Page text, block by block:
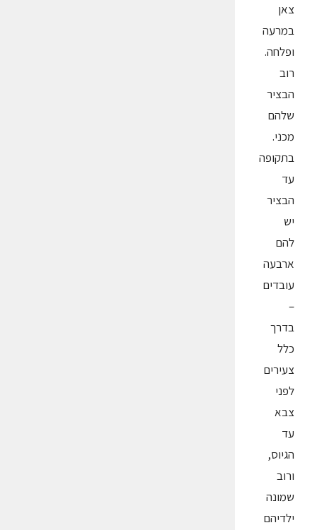
צאן
במרעה
ופלחה.
רוב
הבציר
שלהם
מכני.
בתקופה
עד
הבציר
יש
להם
ארבעה
עובדים
–
בדרך
כלל
צעירים
לפני
צבא
עד
הגיוס,
ורוב
שמונה
ילדיהם